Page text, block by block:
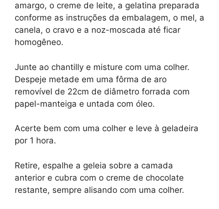
amargo, o creme de leite, a gelatina preparada
conforme as instruções da embalagem, o mel, a
canela, o cravo e a noz-moscada até ficar
homogêneo.
Junte ao chantilly e misture com uma colher.
Despeje metade em uma fôrma de aro
removível de 22cm de diâmetro forrada com
papel-manteiga e untada com óleo.
Acerte bem com uma colher e leve à geladeira
por 1 hora.
Retire, espalhe a geleia sobre a camada
anterior e cubra com o creme de chocolate
restante, sempre alisando com uma colher.